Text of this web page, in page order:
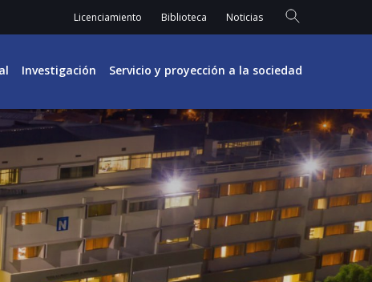
Licenciamiento Biblioteca Noticias
Investigación Servicio y proyección a la sociedad